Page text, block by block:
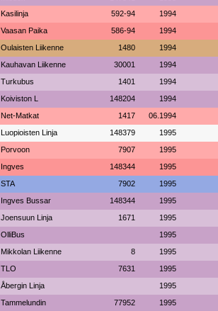
Kasilinja 592-94 1994
Vaasan Paika 586-94 1994
Oulaisten Liikenne 1480 1994
Kauhavan Liikenne 30001 1994
Turkubus 1401 1994
Koiviston L 148204 1994
Net-Matkat 1417 06.1994
Luopioisten Linja 148379 1995
Porvoon 7907 1995
Ingves 148344 1995
STA 7902 1995
Ingves Bussar 148344 1995
Joensuun Linja 1671 1995
OlliBus 1995
Mikkolan Liikenne 8 1995
TLO 7631 1995
Åbergin Linja 1995
Tammelundin 77952 1995